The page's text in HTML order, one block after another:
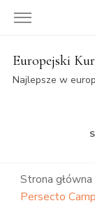
Europejski
Najlepsze w
Strona główna
Persecto